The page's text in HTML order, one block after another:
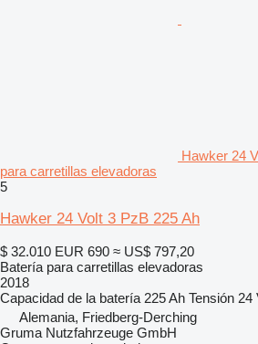
Hawker 24
para carretillas elevadoras
5
Hawker 24 Volt 3 PzB 225 Ah
$ 32.010 EUR 690 ≈ US$ 797,20
Batería para carretillas elevadoras
2018
Capacidad de la batería 225 Ah Tensión 24
Alemania, Friedberg-Derching
Gruma Nutzfahrzeuge GmbH